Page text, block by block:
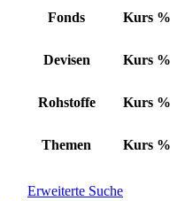
Fonds Kurs %
Devisen Kurs %
Rohstoffe Kurs %
Themen Kurs %
Erweiterte Suche